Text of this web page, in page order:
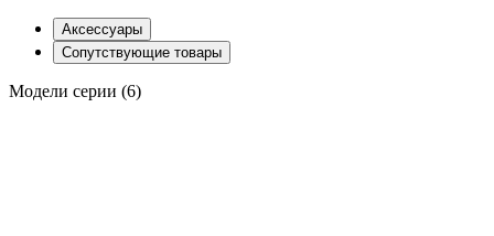
Аксессуары
Сопутствующие товары
Модели серии (6)